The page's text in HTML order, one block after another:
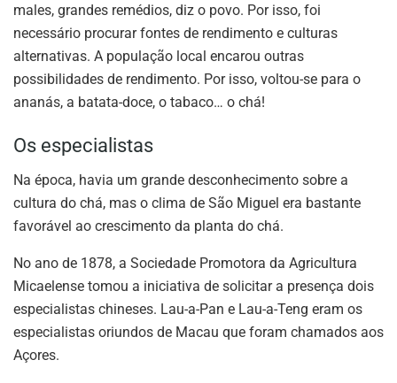
males, grandes remédios, diz o povo. Por isso, foi
necessário procurar fontes de rendimento e culturas
alternativas. A população local encarou outras
possibilidades de rendimento. Por isso, voltou-se para o
ananás, a batata-doce, o tabaco… o chá!
Os especialistas
Na época, havia um grande desconhecimento sobre a
cultura do chá, mas o clima de São Miguel era bastante
favorável ao crescimento da planta do chá.
No ano de 1878, a Sociedade Promotora da Agricultura
Micaelense tomou a iniciativa de solicitar a presença dois
especialistas chineses. Lau-a-Pan e Lau-a-Teng eram os
especialistas oriundos de Macau que foram chamados aos
Açores.